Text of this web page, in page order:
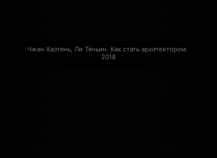
Чжан Хаотянь, Ли Тяньин. Как стать архитектором.
2018